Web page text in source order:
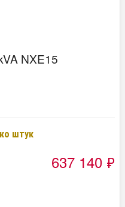
NXE15
штук
637 140 ₽